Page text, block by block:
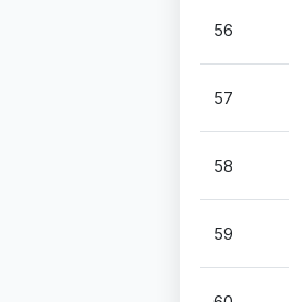
56
57
58
59